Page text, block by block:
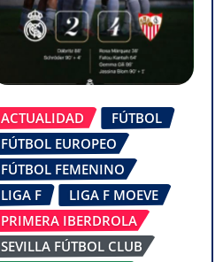
ACTUALIDAD
FÚTBOL
FÚTBOL EUROPEO
FÚTBOL FEMENINO
LIGA F
LIGA F MOEVE
PRIMERA IBERDROLA
SEVILLA FÚTBOL CLUB